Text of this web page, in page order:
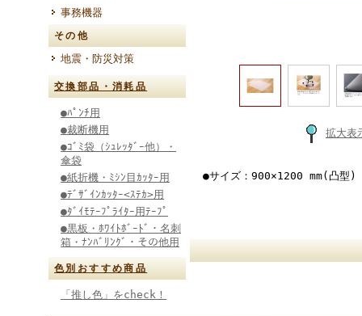
事務機器
その他
地震・防災対策
交換部品・消耗品
●ﾊﾟﾝﾁ用
●裁断機用
●ｺﾞﾐ袋（ｼｭﾚｯﾀﾞｰ他）・
傘袋
●紙折機・ﾐｼﾝ目ｶｯﾀｰ用
●ﾃﾞｻﾞｲﾝｶｯﾀｰ<ｽﾃｶ>用
●ﾀﾞｲﾓﾃｰﾌﾟﾗｲﾀｰ用ﾃｰﾌﾟ
●黒板・ﾎﾜｲﾄﾎﾞｰﾄﾞ・名刺
箱・ﾅﾝﾊﾞﾘﾝｸﾞ・その他用
色別おすすめ商品
「推し色」をcheck！
拡大表
●サイズ：900×1200 mm(凸型